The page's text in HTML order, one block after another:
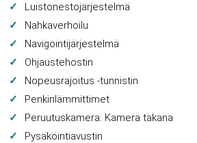
Luistonestojärjestelmä
Nahkaverhoilu
Navigointijärjestelmä
Ohjaustehostin
Nopeusrajoitus -tunnistin
Penkinlämmittimet
Peruutuskamera: Kamera takana
Pysäköintiavustin